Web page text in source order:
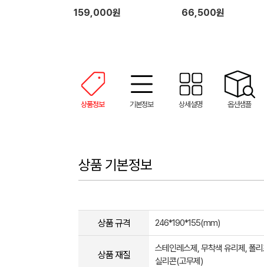
159,000원 66,500원
상품정보 기본정보 상세설명 옵션샘플
상품 기본정보
상품 규격 246*190*155(mm)
상품 재질
스테인레스제, 무착색 유리제, 폴
실리콘(고무제)